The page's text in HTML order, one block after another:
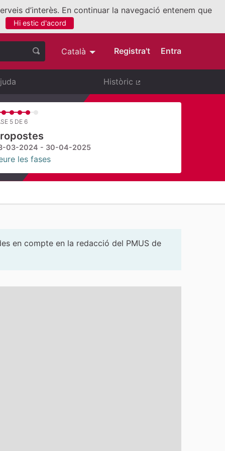
d’interès. En continuar la navegació entenem que
extern)
Hi estic d'acord
Català Triar la llengua Elegir el idioma
Registra't Entra
Històric
5 DE 6
03-2024 - 30-04-2025
les fases
en compte en la redacció del PMUS de
es pot fer servir amb un lector de pantalla però pot